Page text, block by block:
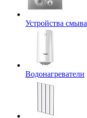
Устройства смыва
Водонагреватели